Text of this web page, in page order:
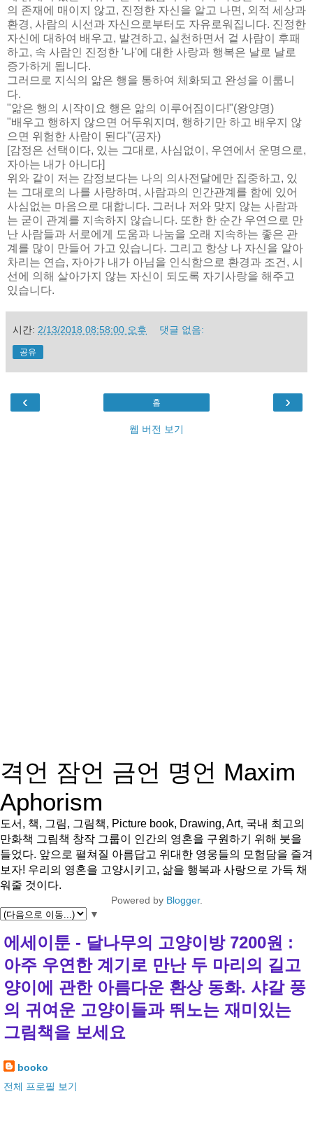
의 존재에 매이지 않고, 진정한 자신을 알고 나면, 외적 세상과
환경, 사람의 시선과 자신으로부터도 자유로워집니다. 진정한
자신에 대하여 배우고, 발견하고, 실천하면서 겉 사람이 후패
하고, 속 사람인 진정한 '나'에 대한 사랑과 행복은 날로 날로
증가하게 됩니다.
그러므로 지식의 앎은 행을 통하여 체화되고 완성을 이룹니
다.
"앎은 행의 시작이요 행은 앎의 이루어짐이다!"(왕양명)
"배우고 행하지 않으면 어두워지며, 행하기만 하고 배우지 않
으면 위험한 사람이 된다"(공자)
[감정은 선택이다, 있는 그대로, 사심없이, 우연에서 운명으로,
자아는 내가 아니다]
위와 같이 저는 감정보다는 나의 의사전달에만 집중하고, 있
는 그대로의 나를 사랑하며, 사람과의 인간관계를 함에 있어
사심없는 마음으로 대합니다. 그러나 저와 맞지 않는 사람과
는 굳이 관계를 지속하지 않습니다. 또한 한 순간 우연으로 만
난 사람들과 서로에게 도움과 나눔을 오래 지속하는 좋은 관
계를 많이 만들어 가고 있습니다. 그리고 항상 나 자신을 알아
차리는 연습, 자아가 내가 아님을 인식함으로 환경과 조건, 시
선에 의해 살아가지 않는 자신이 되도록 자기사랑을 해주고
있습니다.
시간: 2/13/2018 08:58:00 오후 댓글 없음:
공유
‹ ›
홈
웹 버전 보기
격언 잠언 금언 명언 Maxim
Aphorism
도서, 책, 그림, 그림책, Picture book, Drawing, Art, 국내 최고의
만화책 그림책 창작 그룹이 인간의 영혼을 구원하기 위해 붓을
들었다. 앞으로 펼쳐질 아름답고 위대한 영웅들의 모험담을 즐겨
보자! 우리의 영혼을 고양시키고, 삶을 행복과 사랑으로 가득 채
워줄 것이다.
Powered by Blogger.
▼
에세이툰 - 달나무의 고양이방 7200원 :
아주 우연한 계기로 만난 두 마리의 길고
양이에 관한 아름다운 환상 동화. 샤갈 풍
의 귀여운 고양이들과 뛰노는 재미있는
그림책을 보세요
booko
전체 프로필 보기